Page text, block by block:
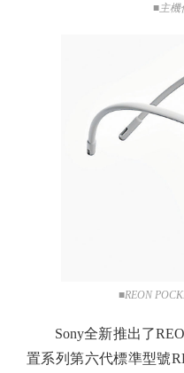
■主機
■REON
Sony全新推出了
置系列第六代標準型號